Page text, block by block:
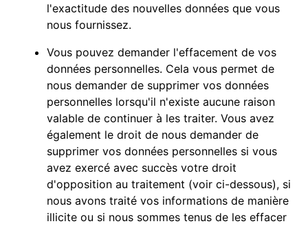
l'exactitude des nouvelles données que vous
nous fournissez.
Vous pouvez demander l'effacement de vos
données personnelles. Cela vous permet de
nous demander de supprimer vos données
personnelles lorsqu'il n'existe aucune raison
valable de continuer à les traiter. Vous avez
également le droit de nous demander de
supprimer vos données personnelles si vous
avez exercé avec succès votre droit
d'opposition au traitement (voir ci-dessous), si
nous avons traité vos informations de manière
illicite ou si nous sommes tenus de les effacer